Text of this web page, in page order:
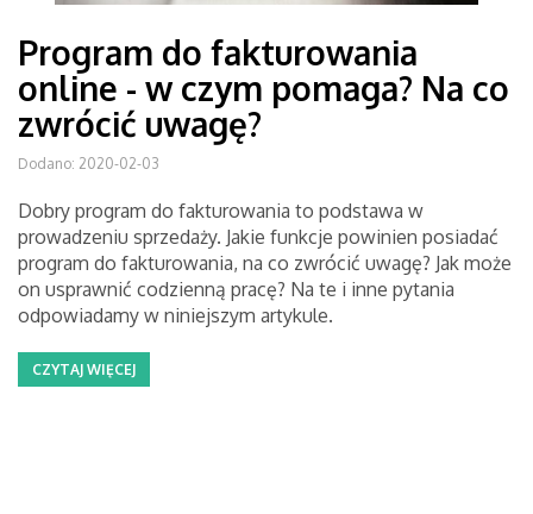
Program do fakturowania
online - w czym pomaga? Na co
zwrócić uwagę?
Dodano: 2020-02-03
Dobry program do fakturowania to podstawa w
prowadzeniu sprzedaży. Jakie funkcje powinien posiadać
program do fakturowania, na co zwrócić uwagę? Jak może
on usprawnić codzienną pracę? Na te i inne pytania
odpowiadamy w niniejszym artykule.
CZYTAJ WIĘCEJ